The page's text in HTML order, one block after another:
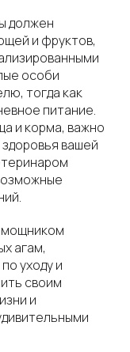
должен
и фруктов,
особи
тогда как
питание.
и корма, важно
вашей
агам,
уходу и
своим
и